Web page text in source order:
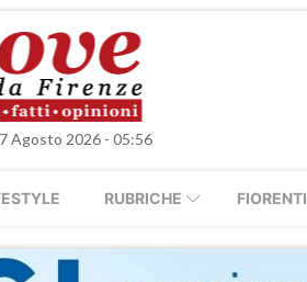
Agosto 2026 - 05:56
RUBRICHE